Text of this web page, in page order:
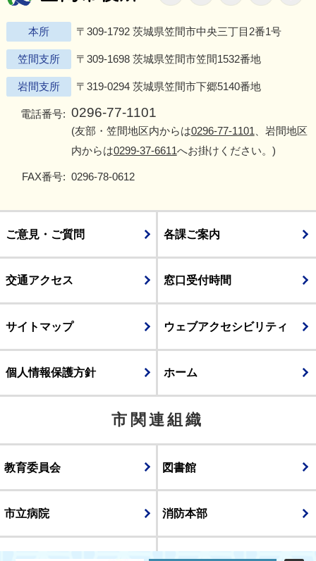
本所 〒309-1792 茨城県笠間市中央三丁目2番1号
笠間支所 〒309-1698 茨城県笠間市笠間1532番地
岩間支所 〒319-0294 茨城県笠間市下郷5140番地
電話番号: 0296-77-1101
(友部・笠間地区内からは0296-77-1101 、岩間地区
内からは0299-37-6611へお掛けください。)
FAX番号: 0296-78-0612
ご意見・ご質問 各課ご案内
交通アクセス 窓口受付時間
サイトマップ ウェブアクセシビリティ
個人情報保護方針 ホーム
市関連組織
教育委員会 図書館
市立病院 消防本部